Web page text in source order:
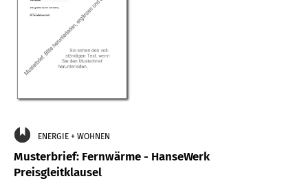
ENERGIE + WOHNEN
Musterbrief: Fernwärme - HanseWerk
Preisgleitklausel